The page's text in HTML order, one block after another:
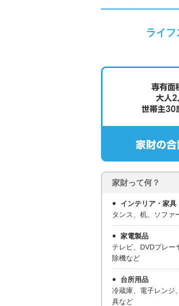
ライ
家財って何？
インテリア・家具
タンス、机、ソファ
家電製品
テレビ、DVDプレー
除機など
台所用品
冷蔵庫、電子レンジ
具など